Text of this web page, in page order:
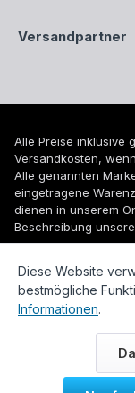
Versandpartner
Alle Preise inklusive
Versandkosten,
Alle genannten
eingetragene
dienen in unserem
Beschreibung
© 2026 WUH24.de -
Sanitärtechnik GmbH
Diese Website
bestmögliche
Informationen.